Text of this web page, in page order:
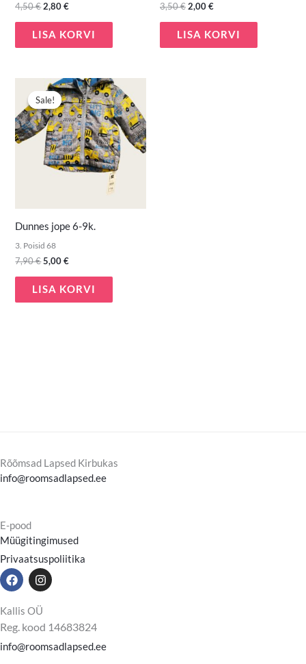
4,50€2,80€
LISA KORVI
3,50€2,00€
LISA KORVI
Sale!
Sale!
Dunnes jope 6-9k.
3. Poisid 68
7,90€
Algne
hind
oli:
7,90 €.
5,00€
Praegune
hind
on:
5,00 €.
LISA KORVI
Rõõmsad Lapsed Kirbukas
info@roomsadlapsed.ee
E-pood
Müügitingimused
Privaatsuspoliitika
F
a
e
o
o
k
I
n
t
a
g
r
a
Kallis OÜ
Reg. kood 14683824
info@roomsadlapsed.ee